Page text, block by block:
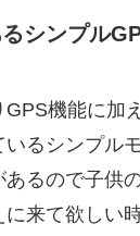
シンプル
機能に加
るシンプル
あるので子供
に来て欲しい